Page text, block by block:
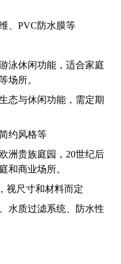
、PVC防水膜等
泳休闲功能，适合家庭
场所。
态与休闲功能，需定期
约风格等
洲贵族庭园，20世纪后
和商业场所。
视尺寸和材料而定
水质过滤系统、防水性